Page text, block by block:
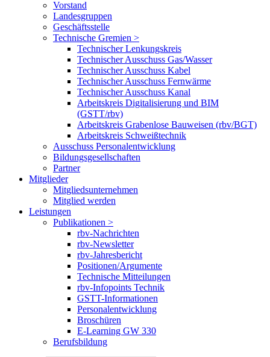
Vorstand
Landesgruppen
Geschäftsstelle
Technische Gremien >
Technischer Lenkungskreis
Technischer Ausschuss Gas/Wasser
Technischer Ausschuss Kabel
Technischer Ausschuss Fernwärme
Technischer Ausschuss Kanal
Arbeitskreis Digitalisierung und BIM
(GSTT/rbv)
Arbeitskreis Grabenlose Bauweisen (rbv/BGT)
Arbeitskreis Schweißtechnik
Ausschuss Personalentwicklung
Bildungsgesellschaften
Partner
Mitglieder
Mitgliedsunternehmen
Mitglied werden
Leistungen
Publikationen >
rbv-Nachrichten
rbv-Newsletter
rbv-Jahresbericht
Positionen/Argumente
Technische Mitteilungen
rbv-Infopoints Technik
GSTT-Informationen
Personalentwicklung
Broschüren
E-Learning GW 330
Berufsbildung